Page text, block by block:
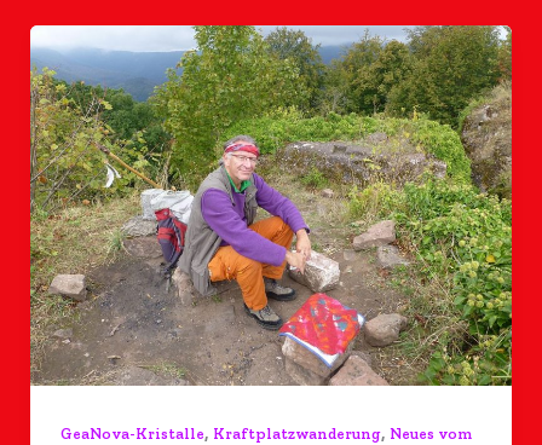
GeaNova-Kristalle, Kraftplatzwanderung, Neues vom